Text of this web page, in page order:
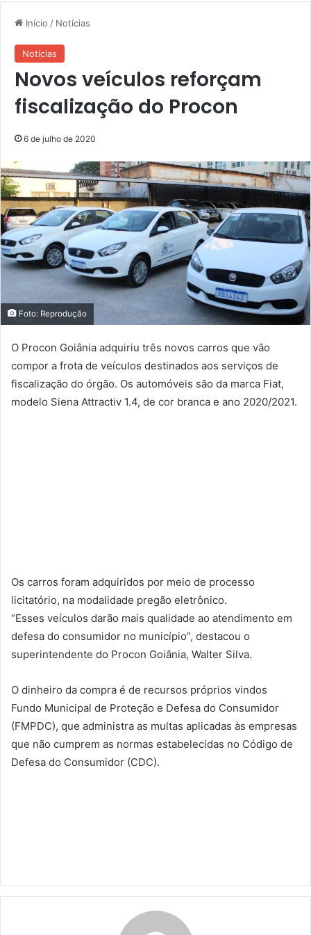
Início / Notícias
Notícias
Novos veículos reforçam
fiscalização do Procon
6 de julho de 2020
Foto: Reprodução
O Procon Goiânia adquiriu três novos carros que vão
compor a frota de veículos destinados aos serviços de
fiscalização do órgão. Os automóveis são da marca Fiat,
modelo Siena Attractiv 1.4, de cor branca e ano 2020/2021.
Os carros foram adquiridos por meio de processo
licitatório, na modalidade pregão eletrônico.
“Esses veículos darão mais qualidade ao atendimento em
defesa do consumidor no município”, destacou o
superintendente do Procon Goiânia, Walter Silva.
O dinheiro da compra é de recursos próprios vindos
Fundo Municipal de Proteção e Defesa do Consumidor
(FMPDC), que administra as multas aplicadas às empresas
que não cumprem as normas estabelecidas no Código de
Defesa do Consumidor (CDC).